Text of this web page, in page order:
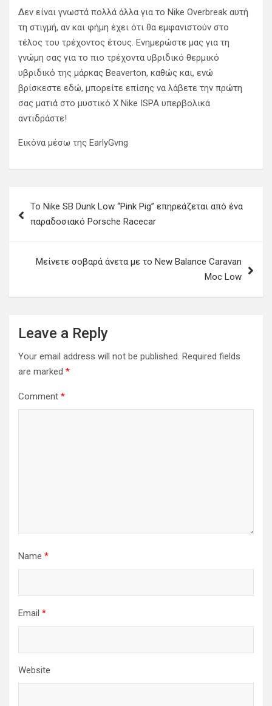
Δεν είναι γνωστά πολλά άλλα για το Nike Overbreak αυτή
τη στιγμή, αν και φήμη έχει ότι θα εμφανιστούν στο
τέλος του τρέχοντος έτους. Ενημερώστε μας για τη
γνώμη σας για το πιο τρέχοντα υβριδικό θερμικό
υβριδικό της μάρκας Beaverton, καθώς και, ενώ
βρίσκεστε εδώ, μπορείτε επίσης να λάβετε την πρώτη
σας ματιά στο μυστικό X Nike ISPA υπερβολικά
αντιδράστε!
Εικόνα μέσω της EarlyGvng
navigation
Το Nike SB Dunk Low “Pink Pig” επηρεάζεται από ένα
παραδοσιακό Porsche Racecar
Μείνετε σοβαρά άνετα με το New Balance Caravan
Moc Low
Leave a Reply
Your email address will not be published. Required fields
are marked *
Comment *
Name *
Email *
Website